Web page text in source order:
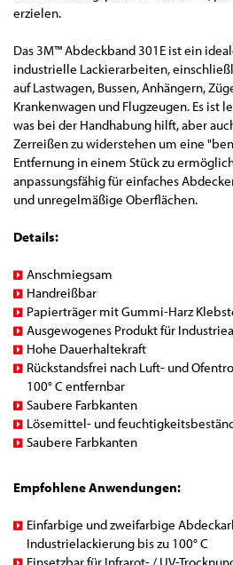
erzielen.
Das 3M™ Abdeckband 301E ist ein
industrielle Lackierarbeiten,
auf Lastwagen, Bussen, Anhängern,
Krankenwagen und Flugzeugen. Es ist
was bei der Handhabung hilft, aber
Zerreißen zu widerstehen um eine
Entfernung in einem Stück zu
anpassungsfähig für einfaches
und unregelmäßige Oberflächen.
Details:
Anschmiegsam
Handreißbar
Papierträger mit Gummi-Harz
Ausgewogenes Produkt für
Hohe Dauerhaltekraft
Rückstandsfrei nach Luft- und
100° C entfernbar
Saubere Farbkanten
Lösemittel- und
Saubere Farbkanten
Empfohlene Anwendungen:
Einfarbige und zweifarbige
Industrielackierung bis zu 100° C
Einsetzbar für Infrarot- / UV-